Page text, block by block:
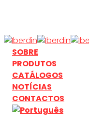
main
content
search
Menu
SOBRE
PRODUTOS
CATÁLOGOS
NOTÍCIAS
CONTACTOS